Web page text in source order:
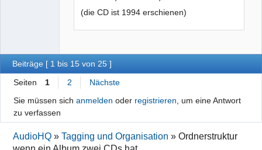
(die CD ist 1994 erschienen)
Beiträge [ 1 bis 15 von 25 ]
Seiten 1 2
Nächste
Sie müssen sich anmelden oder registrieren , um eine Antwort
zu verfassen
AudioHQ »Tagging und Organisation »Ordnerstruktur